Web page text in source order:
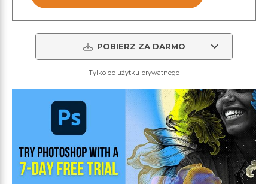
POBIERZ ZA DARMO
Tylko do użytku prywatnego